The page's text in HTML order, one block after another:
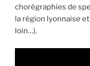
chorégraphies de
la région lyonnaise
loin…).